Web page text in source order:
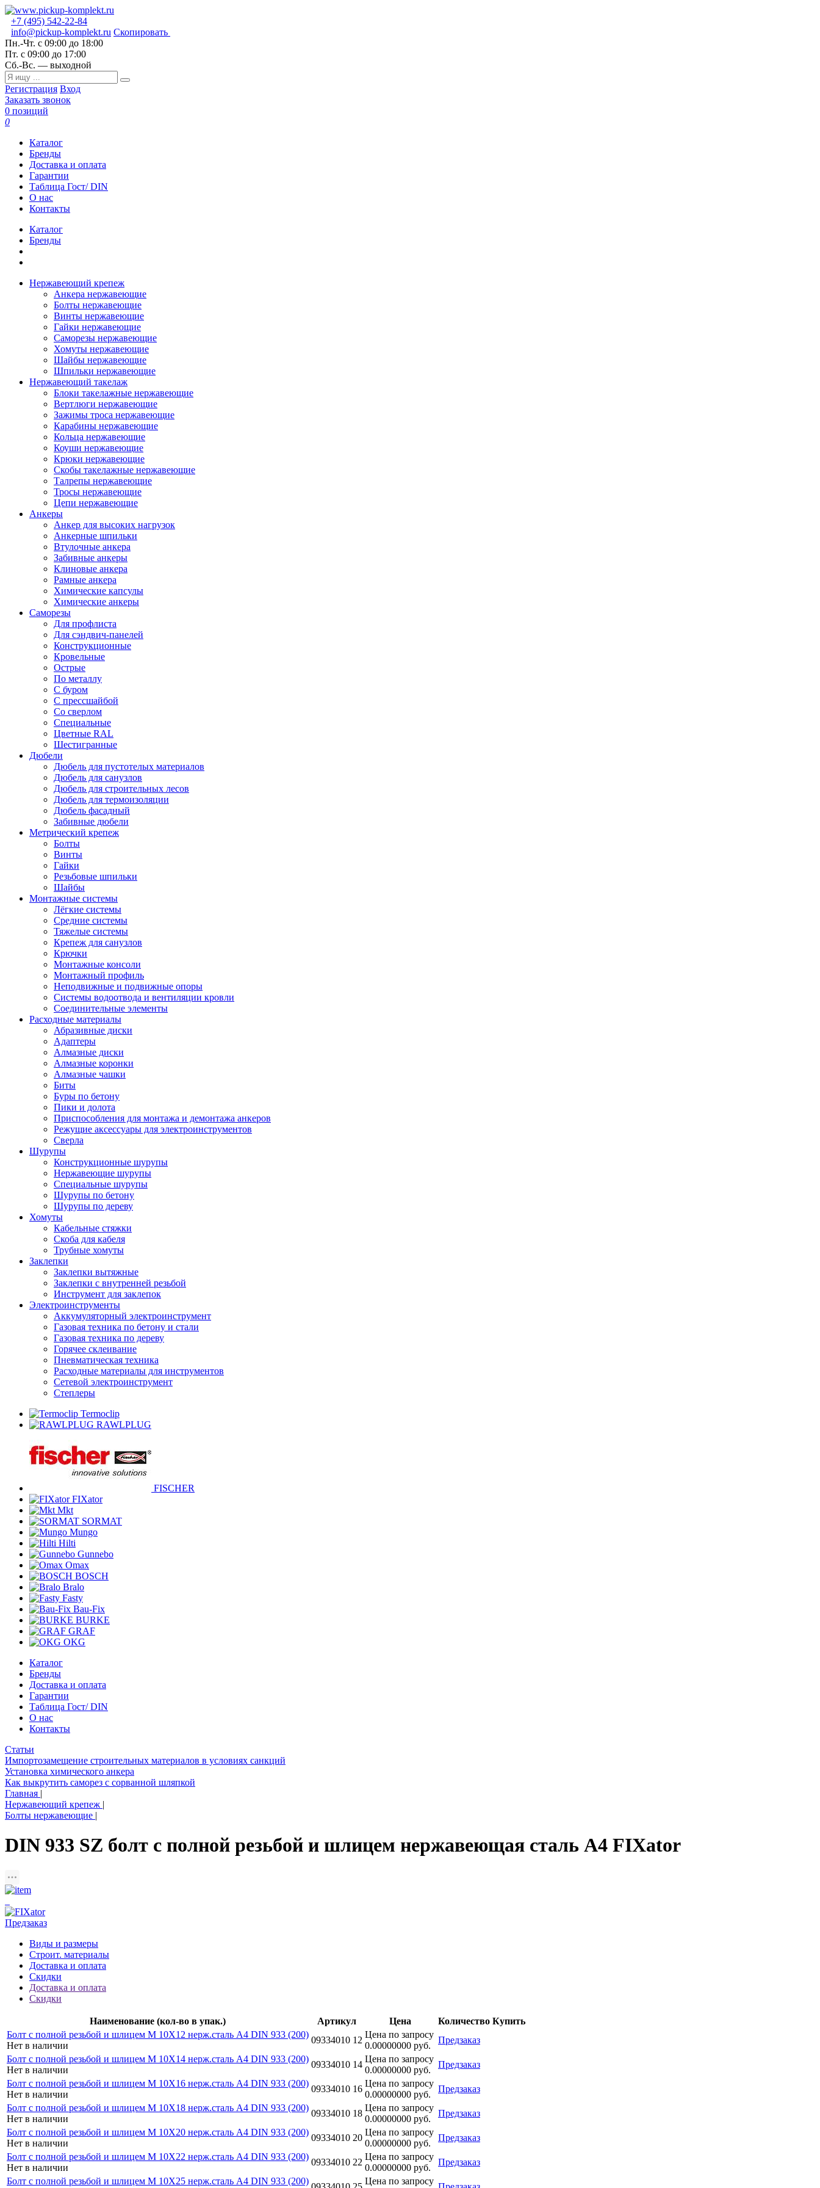
+7 (495) 542-22-84
info@pickup-komplekt.ru Скопировать
Пн.-Чт. с 09:00 до 18:00
Пт. с 09:00 до 17:00
Сб.-Вс. — выходной
Регистрация Вход
Заказать звонок
0 позиций
0
Каталог
Бренды
Доставка и оплата
Гарантии
Таблица Гост/ DIN
О нас
Контакты
Каталог
Бренды
Нержавеющий крепеж
Анкера нержавеющие
Болты нержавеющие
Винты нержавеющие
Гайки нержавеющие
Саморезы нержавеющие
Хомуты нержавеющие
Шайбы нержавеющие
Шпильки нержавеющие
Нержавеющий такелаж
Блоки такелажные нержавеющие
Вертлюги нержавеющие
Зажимы троса нержавеющие
Карабины нержавеющие
Кольца нержавеющие
Коуши нержавеющие
Крюки нержавеющие
Скобы такелажные нержавеющие
Талрепы нержавеющие
Тросы нержавеющие
Цепи нержавеющие
Анкеры
Анкер для высоких нагрузок
Анкерные шпильки
Втулочные анкера
Забивные анкеры
Клиновые анкера
Рамные анкера
Химические капсулы
Химические анкеры
Саморезы
Для профлиста
Для сэндвич-панелей
Конструкционные
Кровельные
Острые
По металлу
С буром
С прессшайбой
Со сверлом
Специальные
Цветные RAL
Шестигранные
Дюбели
Дюбель для пустотелых материалов
Дюбель для санузлов
Дюбель для строительных лесов
Дюбель для термоизоляции
Дюбель фасадный
Забивные дюбели
Метрический крепеж
Болты
Винты
Гайки
Резьбовые шпильки
Шайбы
Монтажные системы
Лёгкие системы
Средние системы
Тяжелые системы
Крепеж для санузлов
Крючки
Монтажные консоли
Монтажный профиль
Неподвижные и подвижные опоры
Системы водоотвода и вентиляции кровли
Соединительные элементы
Расходные материалы
Абразивные диски
Адаптеры
Алмазные диски
Алмазные коронки
Алмазные чашки
Биты
Буры по бетону
Пики и долота
Приспособления для монтажа и демонтажа анкеров
Режущие аксессуары для электроинструментов
Сверла
Шурупы
Конструкционные шурупы
Нержавеющие шурупы
Специальные шурупы
Шурупы по бетону
Шурупы по дереву
Хомуты
Кабельные стяжки
Скоба для кабеля
Трубные хомуты
Заклепки
Заклепки вытяжные
Заклепки с внутренней резьбой
Инструмент для заклепок
Электроинструменты
Аккумуляторный электроинструмент
Газовая техника по бетону и стали
Газовая техника по дереву
Горячее склеивание
Пневматическая техника
Расходные материалы для инструментов
Сетевой электроинструмент
Степлеры
Termoclip
RAWLPLUG
FISCHER
FIXator
Mkt
SORMAT
Mungo
Hilti
Gunnebo
Omax
BOSCH
Bralo
Fasty
Bau-Fix
BURKE
GRAF
OKG
Каталог
Бренды
Доставка и оплата
Гарантии
Таблица Гост/ DIN
О нас
Контакты
Статьи
Импортозамещение строительных материалов в условиях санкций
Установка химического анкера
Как выкрутить саморез с сорванной шляпкой
Главная |
Нержавеющий крепеж |
Болты нержавеющие |
DIN 933 SZ болт с полной резьбой и шлицем нержавеющая сталь A4 FIXator
Предзаказ
Виды и размеры
Строит. материалы
Доставка и оплата
Скидки
Доставка и оплата
Скидки
Наименование (кол-во в упак.) Артикул Цена Количество Купить
Болт с полной резьбой и шлицем M 10Х12 нерж.сталь A4 DIN 933 (200)
Нет в наличии
09334010 12
Цена по запросу
0.00000000 руб.
Предзаказ
Болт с полной резьбой и шлицем M 10Х14 нерж.сталь A4 DIN 933 (200)
Нет в наличии
09334010 14
Цена по запросу
0.00000000 руб.
Предзаказ
Болт с полной резьбой и шлицем M 10Х16 нерж.сталь A4 DIN 933 (200)
Нет в наличии
09334010 16
Цена по запросу
0.00000000 руб.
Предзаказ
Болт с полной резьбой и шлицем M 10Х18 нерж.сталь A4 DIN 933 (200)
Нет в наличии
09334010 18
Цена по запросу
0.00000000 руб.
Предзаказ
Болт с полной резьбой и шлицем M 10Х20 нерж.сталь A4 DIN 933 (200)
Нет в наличии
09334010 20
Цена по запросу
0.00000000 руб.
Предзаказ
Болт с полной резьбой и шлицем M 10Х22 нерж.сталь A4 DIN 933 (200)
Нет в наличии
09334010 22
Цена по запросу
0.00000000 руб.
Предзаказ
Болт с полной резьбой и шлицем M 10Х25 нерж.сталь A4 DIN 933 (200)
Цена по запросу